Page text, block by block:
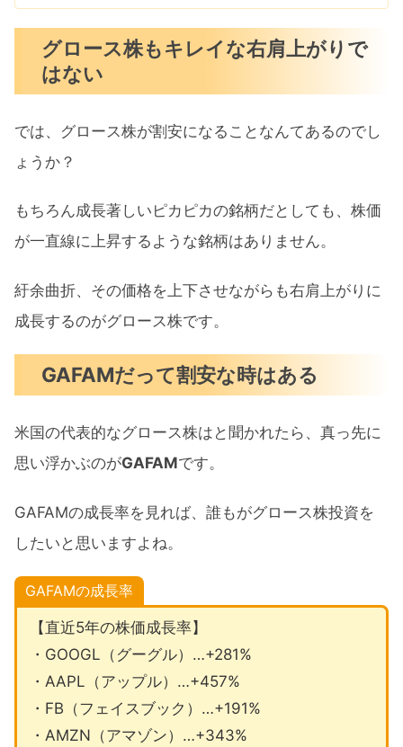
グロース株もキレイな右肩上がりで
はない
では、グロース株が割安になることなんてあるのでし
ょうか？
もちろん成長著しいピカピカの銘柄だとしても、株価
が一直線に上昇するような銘柄はありません。
紆余曲折、その価格を上下させながらも右肩上がりに
成長するのがグロース株です。
GAFAMだって割安な時はある
米国の代表的なグロース株はと聞かれたら、真っ先に
思い浮かぶのがGAFAMです。
GAFAMの成長率を見れば、誰もがグロース株投資を
したいと思いますよね。
GAFAMの成長率
【直近5年の株価成長率】
・GOOGL（グーグル）…+281%
・AAPL（アップル）…+457%
・FB（フェイスブック）…+191%
・AMZN（アマゾン）…+343%